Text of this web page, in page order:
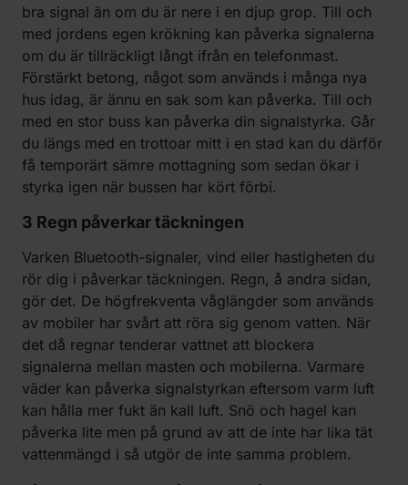
bra signal än om du är nere i en djup grop. Till och
med jordens egen krökning kan påverka signalerna
om du är tillräckligt långt ifrån en telefonmast.
Förstärkt betong, något som används i många nya
hus idag, är ännu en sak som kan påverka. Till och
med en stor buss kan påverka din signalstyrka. Går
du längs med en trottoar mitt i en stad kan du därför
få temporärt sämre mottagning som sedan ökar i
styrka igen när bussen har kört förbi.
3 Regn påverkar täckningen
Varken Bluetooth-signaler, vind eller hastigheten du
rör dig i påverkar täckningen. Regn, å andra sidan,
gör det. De högfrekventa våglängder som används
av mobiler har svårt att röra sig genom vatten. När
det då regnar tenderar vattnet att blockera
signalerna mellan masten och mobilerna. Varmare
väder kan påverka signalstyrkan eftersom varm luft
kan hålla mer fukt än kall luft. Snö och hagel kan
påverka lite men på grund av att de inte har lika tät
vattenmängd i så utgör de inte samma problem.